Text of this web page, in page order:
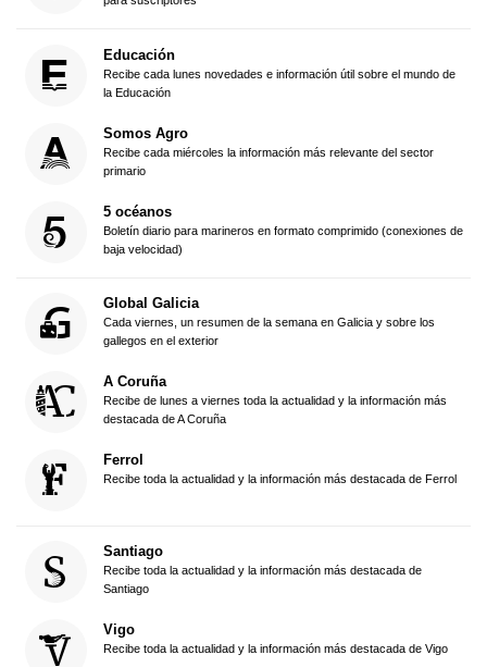
Educación
Recibe cada lunes novedades e información útil sobre el mundo de
la Educación
Somos Agro
Recibe cada miércoles la información más relevante del sector
primario
5 océanos
Boletín diario para marineros en formato comprimido (conexiones de
baja velocidad)
Global Galicia
Cada viernes, un resumen de la semana en Galicia y sobre los
gallegos en el exterior
A Coruña
Recibe de lunes a viernes toda la actualidad y la información más
destacada de A Coruña
Ferrol
Recibe toda la actualidad y la información más destacada de Ferrol
Santiago
Recibe toda la actualidad y la información más destacada de
Santiago
Vigo
Recibe toda la actualidad y la información más destacada de Vigo